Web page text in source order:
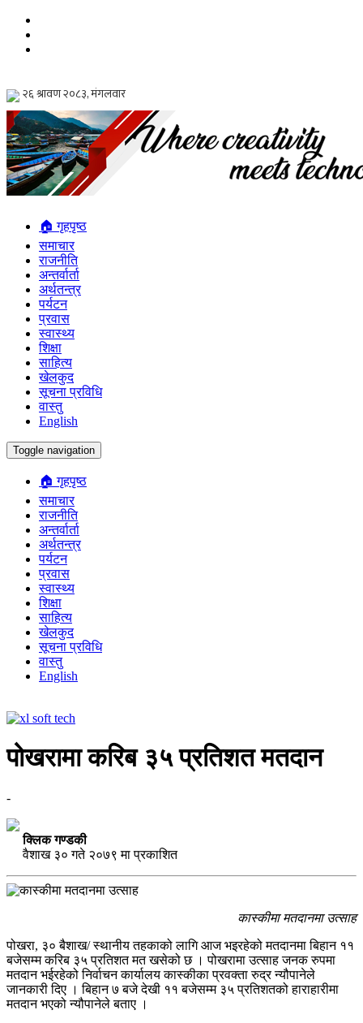
🏠 गृहपृष्ठ
समाचार
राजनीति
अन्तर्वार्ता
अर्थतन्त्र
पर्यटन
प्रवास
स्वास्थ्य
शिक्षा
साहित्य
खेलकुद
सूचना प्रविधि
वास्तु
English
Toggle navigation
🏠 गृहपृष्ठ
समाचार
राजनीति
अन्तर्वार्ता
अर्थतन्त्र
पर्यटन
प्रवास
स्वास्थ्य
शिक्षा
साहित्य
खेलकुद
सूचना प्रविधि
वास्तु
English
पोखरामा करिब ३५ प्रतिशत मतदान
-
क्लिक गण्डकी
वैशाख ३० गते २०७९ मा प्रकाशित
कास्कीमा मतदानमा उत्साह
पोखरा, ३० बैशाख/ स्थानीय तहकाको लागि आज भइरहेको मतदानमा बिहान ११
बजेसम्म करिब ३५ प्रतिशत मत खसेको छ । पोखरामा उत्साह जनक रुपमा
मतदान भईरहेको निर्वाचन कार्यालय कास्कीका प्रवक्ता रुद्र न्यौपानेले
जानकारी दिए । बिहान ७ बजे देखी ११ बजेसम्म ३५ प्रतिशतको हाराहारीमा
मतदान भएको न्यौपानेले बताए ।